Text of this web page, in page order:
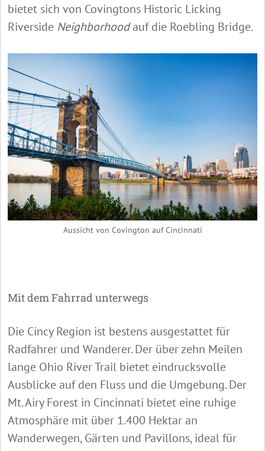
bietet sich von Covingtons Historic Licking
Riverside Neighborhoodauf die Roebling Bridge.
Aussicht von Covington auf Cincinnati
Mit dem Fahrrad unterwegs
Die Cincy Region ist bestens ausgestattet für
Radfahrer und Wanderer. Der über zehn Meilen
lange Ohio River Trail bietet eindrucksvolle
Ausblicke auf den Fluss und die Umgebung. Der
Mt. Airy Forest in Cincinnati bietet eine ruhige
Atmosphäre mit über 1.400 Hektar an
Wanderwegen, Gärten und Pavillons, ideal für